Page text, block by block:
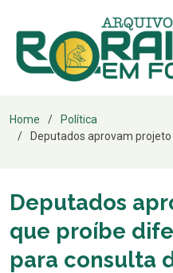
Home
Política
Deputados aprovam projeto
Deputados
que proíbe
para consulta